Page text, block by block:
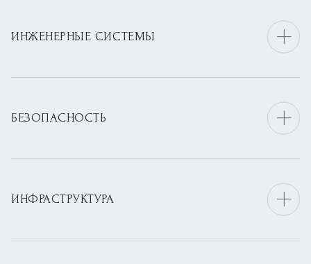
ИНЖЕНЕРНЫЕ СИСТЕМЫ
БЕЗОПАСНОСТЬ
ИНФРАСТРУКТУРА